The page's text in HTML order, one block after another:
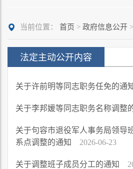
当前位置： 首页 > 政府信息公开 >
法定主动公开内容
关于许前明等同志职务任免的通
关于李邦媛等同志职务名称调整
关于句容市退役军人事务局领导
系点调整的通知
2026-06-23
关于调整班子成员分工的通知